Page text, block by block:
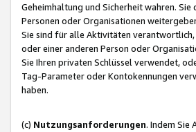
Geheimhaltung und Sicherheit wahren.
Personen oder Organisationen
Sie sind für alle Aktivitäten
oder einer anderen Person oder
Sie Ihren privaten Schlüssel verwendet,
Tag-Parameter oder Kontokennungen
haben.
(c) Nutzungsanforderungen. Indem Sie